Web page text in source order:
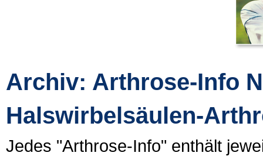
Archiv: Arthrose-Info
Halswirbelsäulen-
Jedes "Arthrose-Info" enthält